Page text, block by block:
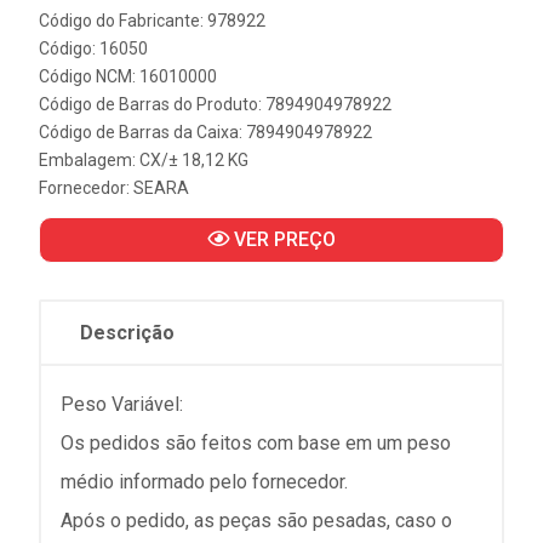
Código do Fabricante: 978922
Código: 16050
Código NCM: 16010000
Código de Barras do Produto: 7894904978922
Código de Barras da Caixa: 7894904978922
Embalagem: CX/± 18,12 KG
Fornecedor: SEARA
VER PREÇO
Descrição
Peso Variável:
Os pedidos são feitos com base em um peso
médio informado pelo fornecedor.
Após o pedido, as peças são pesadas, caso o